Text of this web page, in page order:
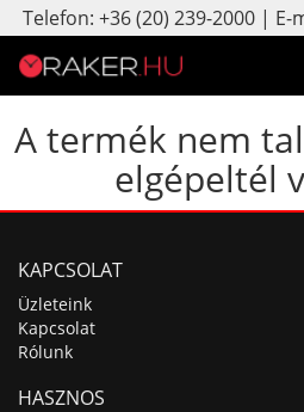
Telefon: +36 (20) 239-2000 |
A termék nem
elgépeltél
KAPCSOLAT
Üzleteink
Kapcsolat
Rólunk
HASZNOS